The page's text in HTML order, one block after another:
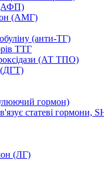
(АФП)
(АМГ)
(анти-ТГ)
ТТГ
(АТ ТПО)
(ДГТ)
гормон)
статеві гормони,
(ЛГ)